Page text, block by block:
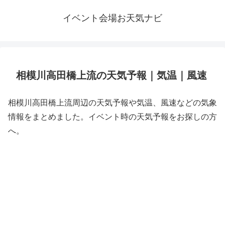
イベント会場お天気ナビ
相模川高田橋上流の天気予報｜気温｜風速
相模川高田橋上流周辺の天気予報や気温、風速などの気象
情報をまとめました。イベント時の天気予報をお探しの方
へ。